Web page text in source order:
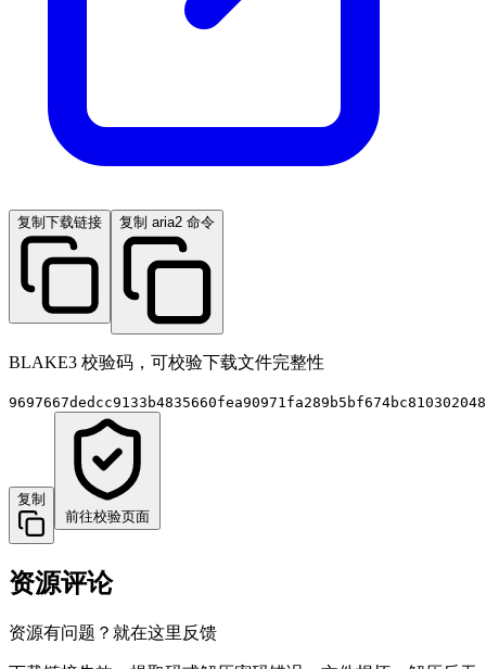
复制下载链接 复制 aria2 命令
BLAKE3 校验码，可校验下载文件完整性
复制
前往校验页面
资源评论
资源有问题？就在这里反馈